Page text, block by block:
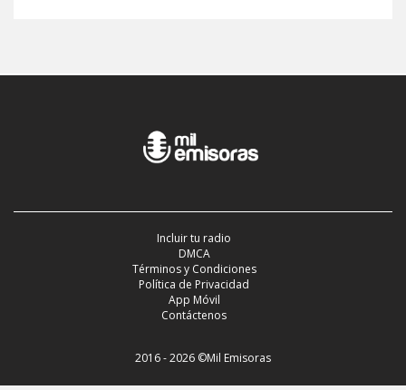
Incluir tu radio
DMCA
Términos y Condiciones
Política de Privacidad
App Móvil
Contáctenos
2016 - 2026 ©Mil Emisoras